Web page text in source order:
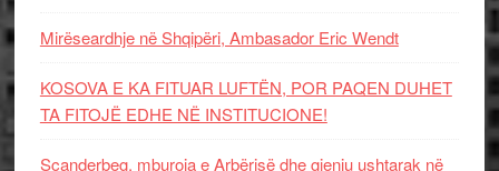
Mirëseardhje në Shqipëri, Ambasador Eric Wendt
KOSOVA E KA FITUAR LUFTËN, POR PAQEN DUHET
TA FITOJË EDHE NË INSTITUCIONE!
Scanderbeg, mburoja e Arbërisë dhe gjeniu ushtarak në